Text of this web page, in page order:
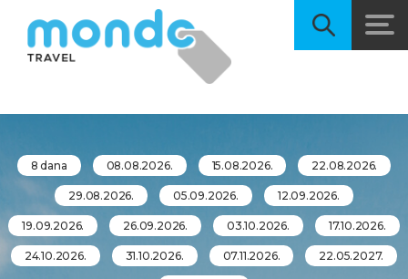
8 dana 08.08.2026. 15.08.2026. 22.08.2026.
29.08.2026. 05.09.2026. 12.09.2026.
19.09.2026. 26.09.2026. 03.10.2026. 17.10.2026.
24.10.2026. 31.10.2026. 07.11.2026. 22.05.2027.